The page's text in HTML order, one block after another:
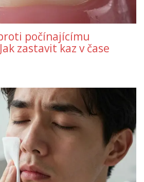
počínajícímu
zastavit kaz v čase